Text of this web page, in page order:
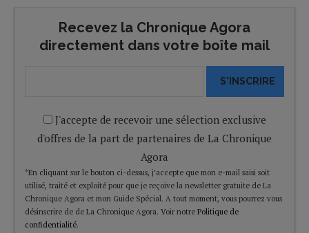
Recevez la Chronique Agora
directement dans votre boîte mail
S'INSCRIRE
J'accepte de recevoir une sélection exclusive
d'offres de la part de partenaires de La Chronique
Agora
*En cliquant sur le bouton ci-dessus, j’accepte que mon e-mail saisi soit
utilisé, traité et exploité pour que je reçoive la newsletter gratuite de La
Chronique Agora et mon Guide Spécial. A tout moment, vous pourrez vous
désinscrire de de La Chronique Agora. Voir notre Politique de
confidentialité.